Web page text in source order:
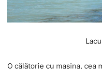
O călătorie cu mașina, cea